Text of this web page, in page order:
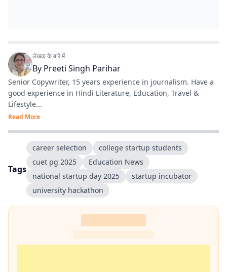
लेखक के बारे में
By Preeti Singh Parihar
Senior Copywriter, 15 years experience in journalism. Have a
good experience in Hindi Literature, Education, Travel &
Lifestyle...
Read More
Tags
career selection
college startup students
cuet pg 2025
Education News
national startup day 2025
startup incubator
university hackathon